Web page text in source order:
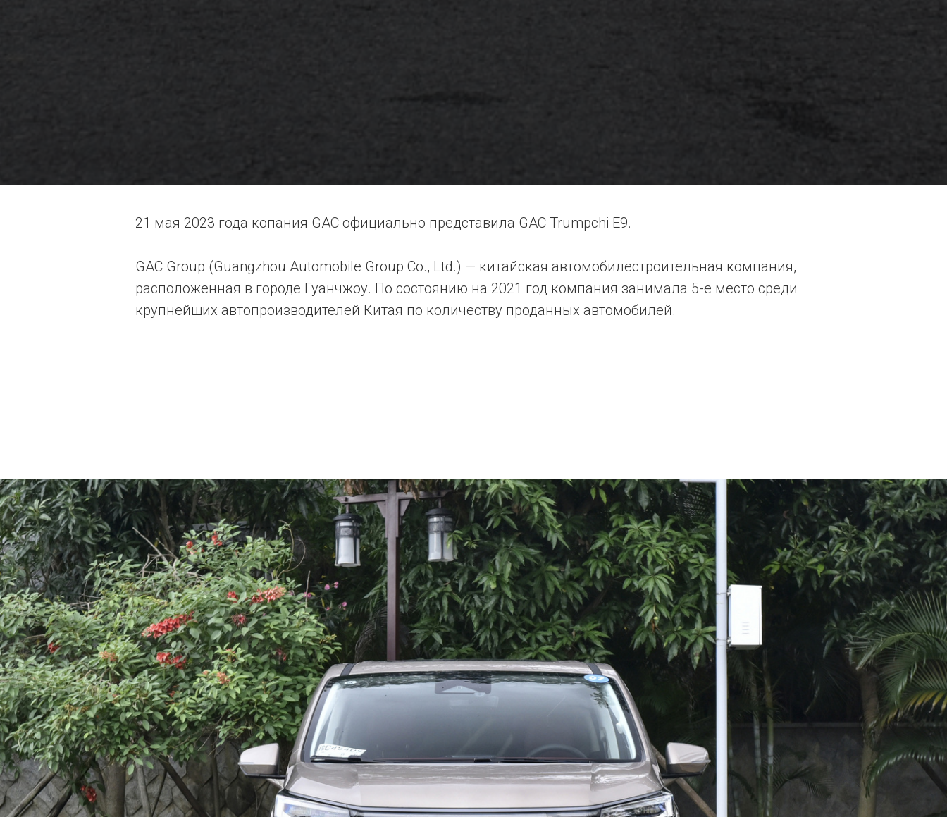
21 мая 2023 года копания GAC официально представила GAC Trumpchi E9.
GAC Group (Guangzhou Automobile Group Co., Ltd.) — китайская автомобилестроительная компания,
расположенная в городе Гуанчжоу. По состоянию на 2021 год компания занимала 5-е место среди
крупнейших автопроизводителей Китая по количеству проданных автомобилей.